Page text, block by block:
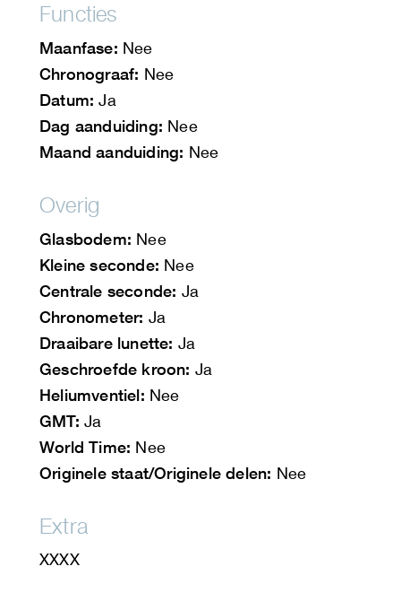
Functies
Maanfase: Nee
Chronograaf: Nee
Datum: Ja
Dag aanduiding: Nee
Maand aanduiding: Nee
Overig
Glasbodem: Nee
Kleine seconde: Nee
Centrale seconde: Ja
Chronometer: Ja
Draaibare lunette: Ja
Geschroefde kroon: Ja
Heliumventiel: Nee
GMT: Ja
World Time: Nee
Originele staat/Originele delen: Nee
Extra
XXXX